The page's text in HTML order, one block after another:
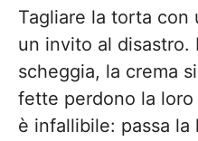
Tagliare la torta
un invito al disastro.
scheggia, la crema
fette perdono la
è infallibile: passa